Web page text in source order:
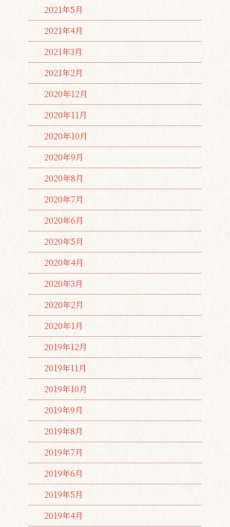
2021年5月
2021年4月
2021年3月
2021年2月
2020年12月
2020年11月
2020年10月
2020年9月
2020年8月
2020年7月
2020年6月
2020年5月
2020年4月
2020年3月
2020年2月
2020年1月
2019年12月
2019年11月
2019年10月
2019年9月
2019年8月
2019年7月
2019年6月
2019年5月
2019年4月